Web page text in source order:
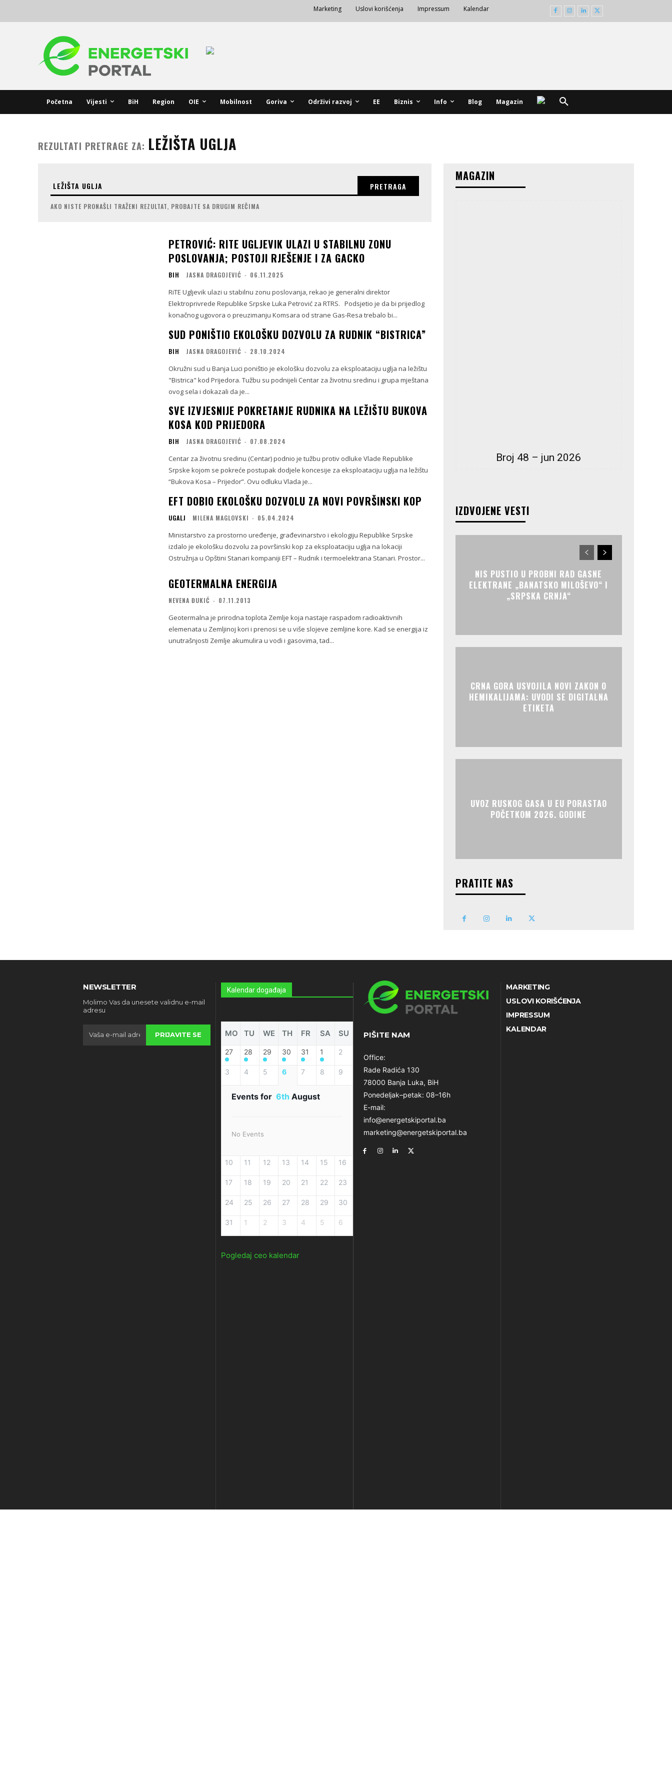
Marketing Uslovi korišćenja Impressum Kalendar
Početna Vijesti BiH Region OIE Mobilnost Goriva Održivi razvoj EE Biznis Info Blog Magazin
REZULTATI PRETRAGE ZA: LEŽIŠTA UGLJA
PRETRAGA
AKO NISTE PRONAŠLI TRAŽENI REZULTAT, PROBAJTE SA DRUGIM REČIMA
PETROVIĆ: RITE UGLJEVIK ULAZI U STABILNU ZONU
POSLOVANJA; POSTOJI RJEŠENJE I ZA GACKO
BIH JASNA DRAGOJEVIĆ - 06.11.2025
RiTE Ugljevik ulazi u stabilnu zonu poslovanja, rekao je generalni direktor
Elektroprivrede Republike Srpske Luka Petrović za RTRS. Podsjetio je da bi prijedlog
konačnog ugovora o preuzimanju Komsara od strane Gas-Resa trebalo bi...
SUD PONIŠTIO EKOLOŠKU DOZVOLU ZA RUDNIK “BISTRICA”
BIH JASNA DRAGOJEVIĆ - 28.10.2024
Okružni sud u Banja Luci poništio je ekološku dozvolu za eksploataciju uglja na ležištu
"Bistrica" kod Prijedora. Tužbu su podnijeli Centar za životnu sredinu i grupa mještana
ovog sela i dokazali da je...
SVE IZVJESNIJE POKRETANJE RUDNIKA NA LEŽIŠTU BUKOVA
KOSA KOD PRIJEDORA
BIH JASNA DRAGOJEVIĆ - 07.08.2024
Centar za životnu sredinu (Centar) podnio je tužbu protiv odluke Vlade Republike
Srpske kojom se pokreće postupak dodjele koncesije za eksploataciju uglja na ležištu
“Bukova Kosa – Prijedor”. Ovu odluku Vlada je...
EFT DOBIO EKOLOŠKU DOZVOLU ZA NOVI POVRŠINSKI KOP
UGALJ MILENA MAGLOVSKI - 05.04.2024
Ministarstvo za prostorno uređenje, građevinarstvo i ekologiju Republike Srpske
izdalo je ekološku dozvolu za površinski kop za eksploataciju uglja na lokaciji
Ostružnja u Opštini Stanari kompaniji EFT – Rudnik i termoelektrana Stanari. Prostor...
GEOTERMALNA ENERGIJA
NEVENA ĐUKIĆ - 07.11.2013
Geotermalna je prirodna toplota Zemlje koja nastaje raspadom radioaktivnih
elemenata u Zemljinoj kori i prenosi se u više slojeve zemljine kore. Kad se energija iz
unutrašnjosti Zemlje akumulira u vodi i gasovima, tad...
MAGAZIN
Broj 48 – jun 2026
IZDVOJENE VESTI
NIS PUSTIO U PROBNI RAD GASNE
ELEKTRANE „BANATSKO MILOŠEVO“ I
„SRPSKA CRNJA“
CRNA GORA USVOJILA NOVI ZAKON O
HEMIKALIJAMA: UVODI SE DIGITALNA
ETIKETA
UVOZ RUSKOG GASA U EU PORASTAO
POČETKOM 2026. GODINE
PRATITE NAS
NEWSLETTER
Molimo Vas da unesete validnu e-mail
adresu
PRIJAVITE SE
Kalendar događaja
MO TU WE TH FR SA SU
27 28 29 30 31 1 2
3 4 5 6 7 8 9
Events for 6th August
No Events
10 11 12 13 14 15 16
17 18 19 20 21 22 23
24 25 26 27 28 29 30
31 1 2 3 4 5 6
Pogledaj ceo kalendar
PIŠITE NAM
Office:
Rade Radića 130
78000 Banja Luka, BiH
Ponedeljak–petak: 08–16h
E-mail:
info@energetskiportal.ba
marketing@energetskiportal.ba
MARKETING
USLOVI KORIŠĆENJA
IMPRESSUM
KALENDAR